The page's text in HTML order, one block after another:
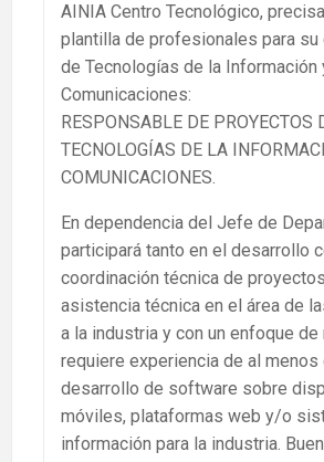
AINIA Centro Tecnológico,
plantilla de profesionales para su
de Tecnologías de la Información
Comunicaciones:
RESPONSABLE DE PROYECTOS
TECNOLOGÍAS DE LA
COMUNICACIONES.
En dependencia del Jefe de
participará tanto en el desarrollo
coordinación técnica de
asistencia técnica en el área de
a la industria y con un enfoque de
requiere experiencia de al menos
desarrollo de software sobre
móviles, plataformas web y/o
información para la industria.